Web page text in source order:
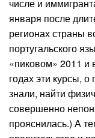
числе и
января после
регионах страны
португальского
«пиковом» 2011 и
годах эти курсы,
знали, найти
совершенно
прояснилась.) А